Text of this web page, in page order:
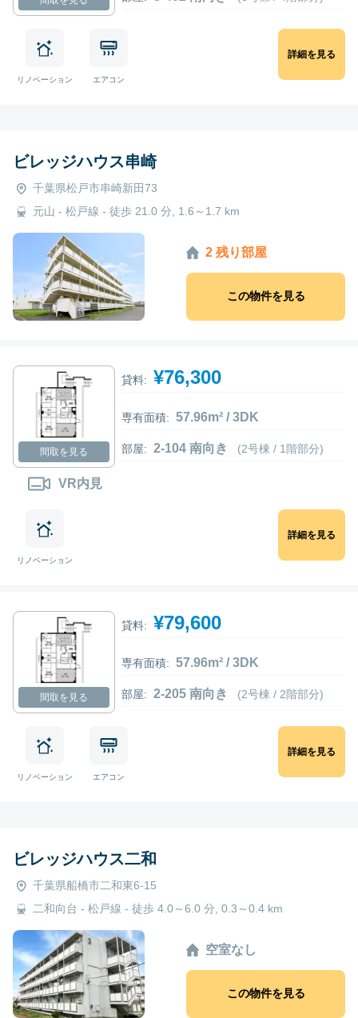
リノベーション エアコン
詳細を見る
ビレッジハウス串崎
千葉県松戸市串崎新田73
元山 - 松戸線 - 徒歩 21.0 分, 1.6～1.7 km
2 残り部屋
この物件を見る
間取を見る
VR内見
貸料: ¥76,300
専有面積: 57.96m² / 3DK
部屋: 2-104 南向き (2号棟 / 1階部分)
リノベーション
詳細を見る
間取を見る
貸料: ¥79,600
専有面積: 57.96m² / 3DK
部屋: 2-205 南向き (2号棟 / 2階部分)
リノベーション エアコン
詳細を見る
ビレッジハウス二和
千葉県船橋市二和東6-15
二和向台 - 松戸線 - 徒歩 4.0～6.0 分, 0.3～0.4 km
空室なし
この物件を見る